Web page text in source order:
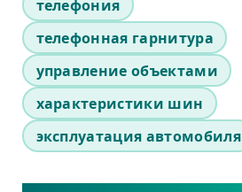
телефония
телефонная гарнитура
управление объектами
характеристики шин
эксплуатация автомобиля